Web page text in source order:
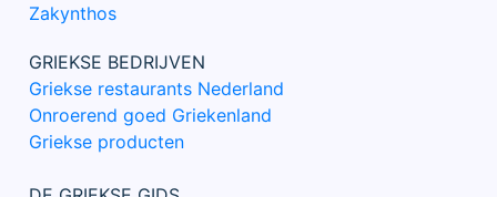
Zakynthos
GRIEKSE BEDRIJVEN
Griekse restaurants Nederland
Onroerend goed Griekenland
Griekse producten